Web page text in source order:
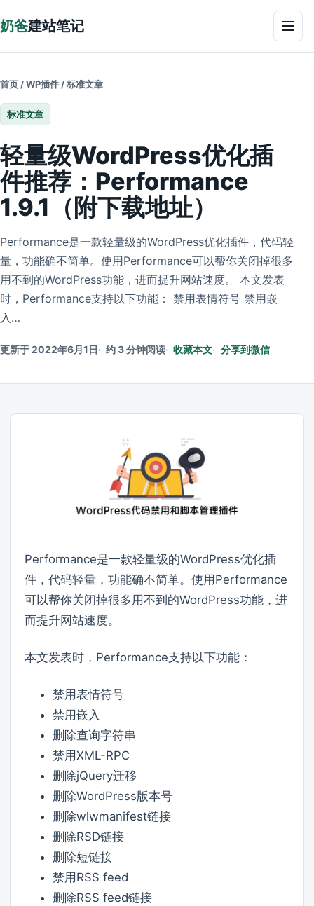
奶爸建站笔记 菜单
首页 /WP插件 /标准文章
标准文章
轻量级WordPress优化插
件推荐：Performance
1.9.1（附下载地址）
Performance是一款轻量级的WordPress优化插件，代码轻
量，功能确不简单。使用Performance可以帮你关闭掉很多
用不到的WordPress功能，进而提升网站速度。 本文发表
时，Performance支持以下功能： 禁用表情符号 禁用嵌
入…
更新于 2022年6月1日 约 3 分钟阅读 收藏本文 分享到微信
Performance是一款轻量级的WordPress优化插
件，代码轻量，功能确不简单。使用Performance
可以帮你关闭掉很多用不到的WordPress功能，进
而提升网站速度。
本文发表时，Performance支持以下功能：
禁用表情符号
禁用嵌入
删除查询字符串
禁用XML-RPC
删除jQuery迁移
删除WordPress版本号
删除wlwmanifest链接
删除RSD链接
删除短链接
禁用RSS feed
删除RSS feed链接